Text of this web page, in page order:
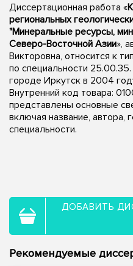
Диссертационная работа «
региональных
"Минеральные ресурсы,
Северо-Восточной Азии»,
Викторовна, относится к
по специальности
городе Иркутск в 2004
Внутренний код товара:
представлены основные
включая название,
специальности.
ДОБАВИТЬ
Рекомендуемые